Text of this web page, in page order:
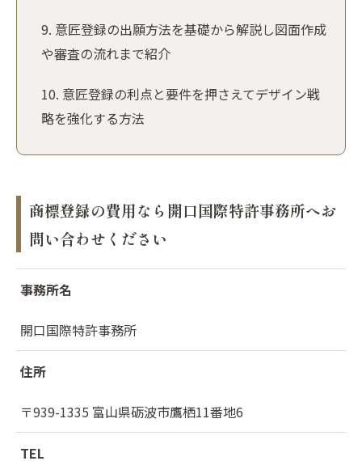
意匠登録の出願方法を基礎から解説し図面作成
や審査の流れまで紹介
意匠登録の利点と要件を押さえてデザイン戦
略を強化する方法
商標登録の費用なら開口国際特許事務所へお
問い合わせください
事務所名
開口国際特許事務所
住所
〒939-1335 富山県砺波市鷹栖11番地6
TEL